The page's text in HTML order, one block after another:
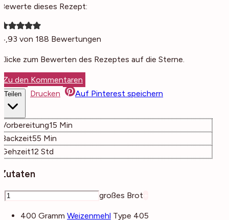
Bewerte dieses Rezept:
4,93 von 188 Bewertungen
Klicke zum Bewerten des Rezeptes auf die Sterne.
Zu den Kommentaren
Teilen Drucken Auf Pinterest speichern
Vorbereitung15 Minuten
Min
Backzeit55 Minuten
Min
Gehzeit12 Stunden
Std
Zutaten
großes Brot
400 Gramm Weizenmehl Type 405